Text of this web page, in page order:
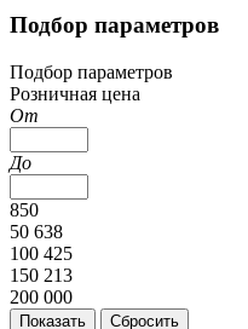
Подбор параметров
Подбор параметров
Розничная цена
От
До
850
50 638
100 425
150 213
200 000